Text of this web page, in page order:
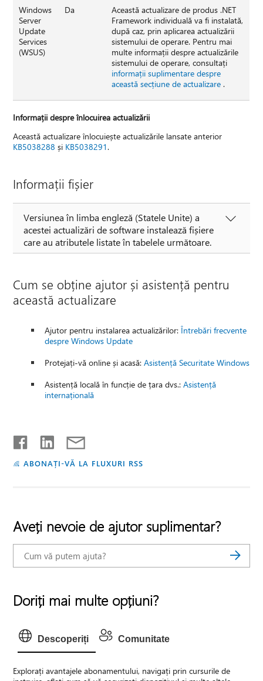
Windows
Server
Update
Services
(WSUS)
Da
Această actualizare de produs .NET
Framework individuală va fi instalată,
după caz, prin aplicarea actualizării
sistemului de operare. Pentru mai
multe informații despre actualizările
sistemului de operare, consultați
informații suplimentare despre
această secțiune de actualizare .
Informații despre înlocuirea actualizării
Această actualizare înlocuiește actualizările lansate anterior
KB5038288 și KB5038291 .
Informații fișier
Versiunea în limba engleză (Statele Unite) a
acestei actualizări de software instalează fișiere
care au atributele listate în tabelele următoare.
Cum se obține ajutor și asistență pentru
această actualizare
Ajutor pentru instalarea actualizărilor:Întrebări frecvente
despre Windows Update
Protejați-vă online și acasă:Asistență Securitate Windows
Asistență locală în funcție de țara dvs.:Asistență
internațională
ABONAȚI-VĂ LA FLUXURI RSS
Aveți nevoie de ajutor suplimentar?
Doriți mai multe opțiuni?
Descoperiți Comunitate
Explorați avantajele abonamentului, navigați prin cursurile de